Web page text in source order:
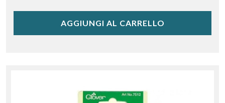
AGGIUNGI AL CARRELLO